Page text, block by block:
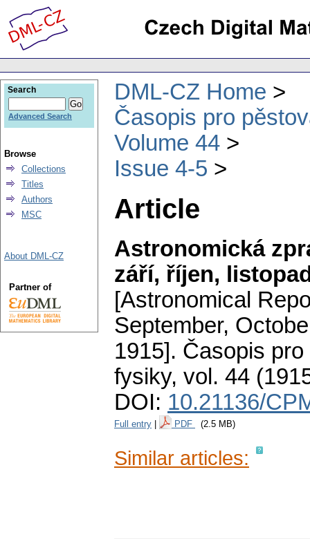
DML-CZ Home
Časopis pro
Volume 44
Issue 4-5
Article
Astronomická
září, říjen,
[Astronomical
September,
1915]. Časopis
fysiky, vol. 44
DOI: 10.21136/
Full entry PDF (2.5 MB)
Similar articles:
Search
Advanced Search
Browse
Collections
Titles
Authors
MSC
About DML-CZ
Partner of